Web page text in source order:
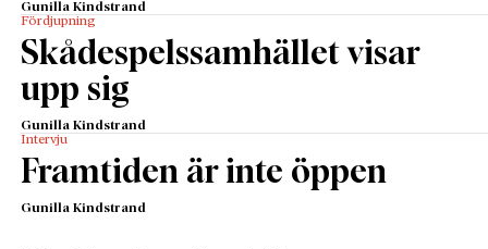
Gunilla Kindstrand
Fördjupning
Skådespelssamhället visar
upp sig
Gunilla Kindstrand
Intervju
Framtiden är inte öppen
Gunilla Kindstrand